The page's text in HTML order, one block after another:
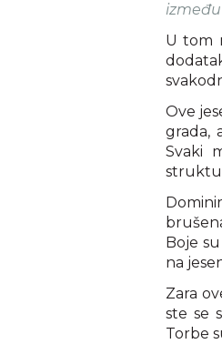
U tom
Ove
grada,
Svaki
Boje
na
Zara
ste se
Torbe